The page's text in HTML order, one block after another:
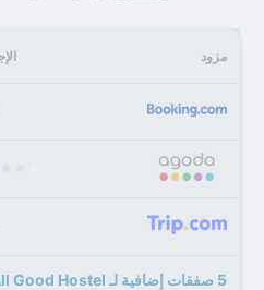
مزود
5 صفقات إضافية لـ Yez Yez Yez All Good Hostel